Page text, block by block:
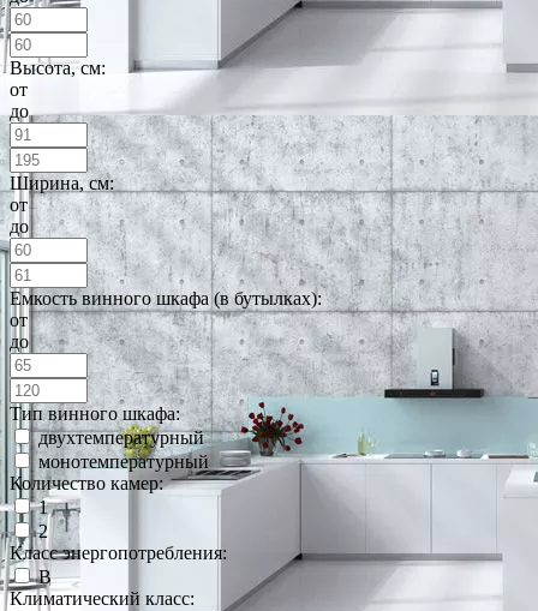
Высота, см:
от
до
Ширина, см:
от
до
Емкость винного шкафа (в бутылках):
от
до
Тип винного шкафа:
двухтемпературный
монотемпературный
Количество камер:
1
2
Класс энергопотребления:
B
Климатический класс: